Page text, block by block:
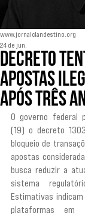
Decreto
apostas
após três
www.jornalclandestino.org
24 de jun.
O governo federal
(19) o decreto
bloqueio de
apostas
busca reduzir a
sistema
Estimativas
plataformas em